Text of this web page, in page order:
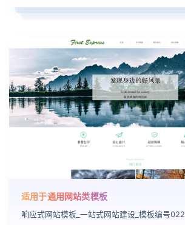
适用于通用网站类模板
响应式网站模板_一站式网站建设_模板编号022